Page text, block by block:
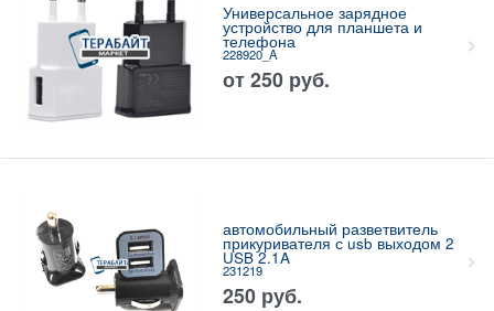
Универсальное зарядное
устройство для планшета и
телефона
228920_A
от 250 руб.
автомобильный разветвитель
прикуривателя с usb выходом 2
USB 2.1A
231219
250 руб.